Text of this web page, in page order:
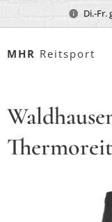
Di.-Fr.
MHR Reitsport